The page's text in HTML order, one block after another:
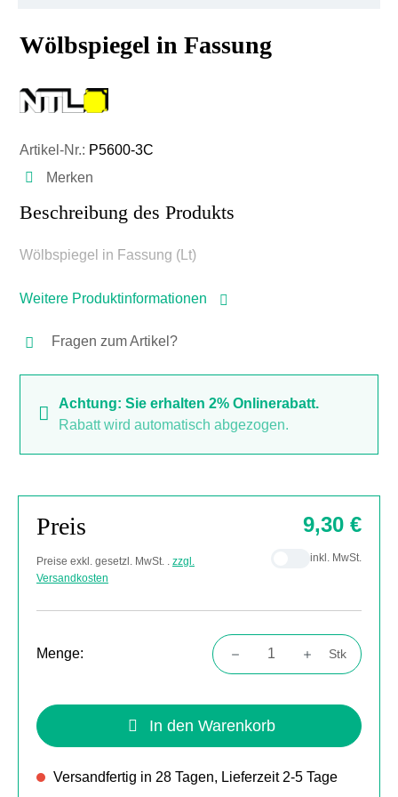
Wölbspiegel in Fassung
Artikel-Nr.: P5600-3C
Merken
Beschreibung des Produkts
Wölbspiegel in Fassung (Lt)
Weitere Produktinformationen
Fragen zum Artikel?
Achtung: Sie erhalten 2% Onlinerabatt.
Rabatt wird automatisch abgezogen.
Preis
Preise exkl. gesetzl. MwSt. . zzgl.
Versandkosten
9,30 €
inkl. MwSt.
Menge:
Produkt Anzahl: Gib den gewünschten
Stk
In den Warenkorb
Versandfertig in 28 Tagen, Lieferzeit 2-5 Tage